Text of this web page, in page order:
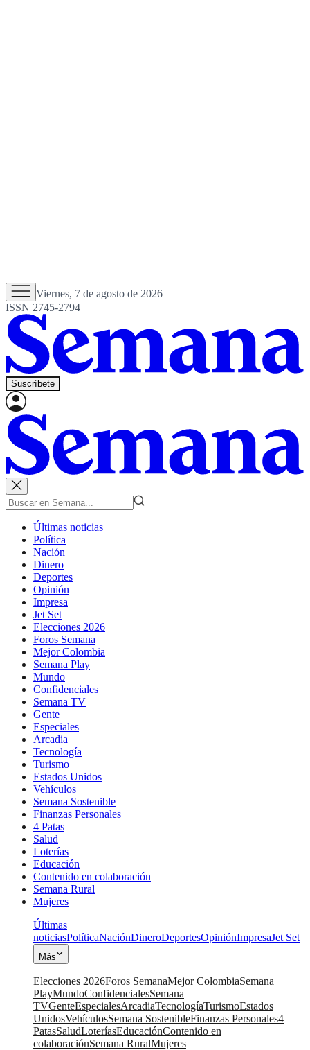
Viernes, 7 de agosto de 2026
ISSN 2745-2794
Suscríbete
Últimas noticias
Política
Nación
Dinero
Deportes
Opinión
Impresa
Jet Set
Elecciones 2026
Foros Semana
Mejor Colombia
Semana Play
Mundo
Confidenciales
Semana TV
Gente
Especiales
Arcadia
Tecnología
Turismo
Estados Unidos
Vehículos
Semana Sostenible
Finanzas Personales
4 Patas
Salud
Loterías
Educación
Contenido en colaboración
Semana Rural
Mujeres
Últimas
noticiasPolíticaNaciónDineroDeportesOpiniónImpresaJet Set
Más
Elecciones 2026Foros SemanaMejor ColombiaSemana
PlayMundoConfidencialesSemana
TVGenteEspecialesArcadiaTecnologíaTurismoEstados
UnidosVehículosSemana SostenibleFinanzas Personales4
PatasSaludLoteríasEducaciónContenido en
colaboraciónSemana RuralMujeres